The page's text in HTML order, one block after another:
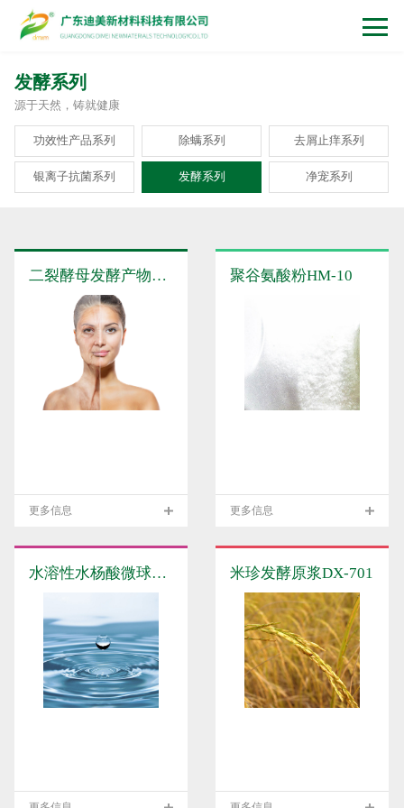
发酵系列
源于天然，铸就健康
功效性产品系列 除螨系列 去屑止痒系列
银离子抗菌系列 发酵系列 净宠系列
二裂酵母发酵产物溶胞物Ferment-DFL
更多信息
聚谷氨酸粉HM-10
更多信息
水溶性水杨酸微球SA-III 米珍发酵原浆DX-701